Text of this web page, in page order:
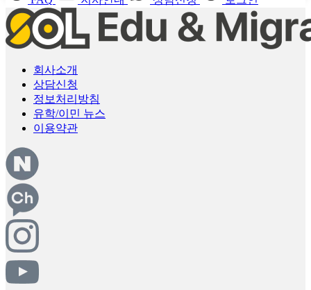
상담신청
정보처리방침
유학/이민 뉴스
이용약관
오클랜드